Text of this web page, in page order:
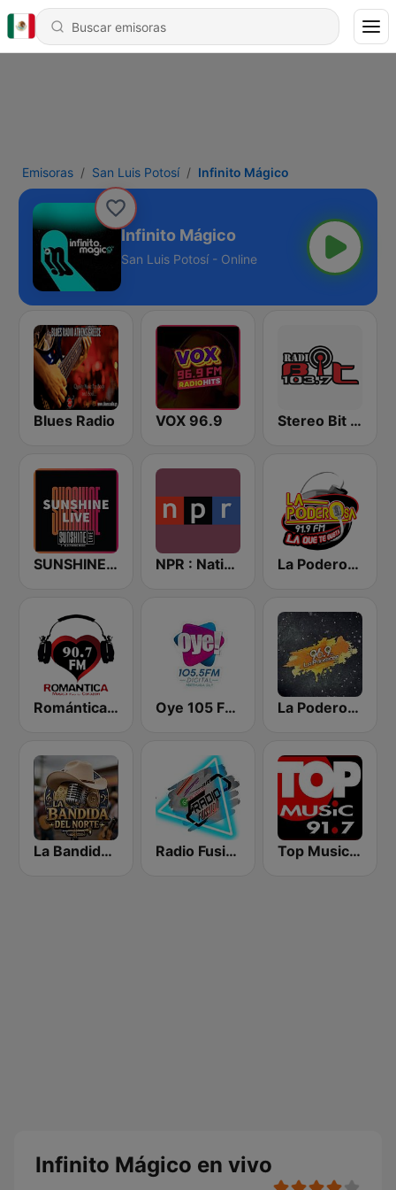
Emisoras San Luis Potosí Infinito Mágico
Infinito Mágico
San Luis Potosí - Online
Blues Radio VOX 96.9 Stereo Bit FM
SUNSHINE LIVE NPR : National Public Radio La Poderosa San Luis Potosí
Romántica 90.7 FM Oye 105 FM Digital La Poderosa 96.9 FM
La Bandida del Norte Radio Fusión Top Music 91.7
Infinito Mágico en vivo